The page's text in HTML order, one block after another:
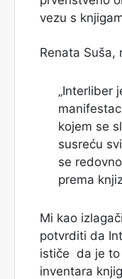
vezu s
Renata Suša,
„Interliber
kojem se
susreću
se
prema
Mi kao
potvrditi da
ističe da je to
inventara